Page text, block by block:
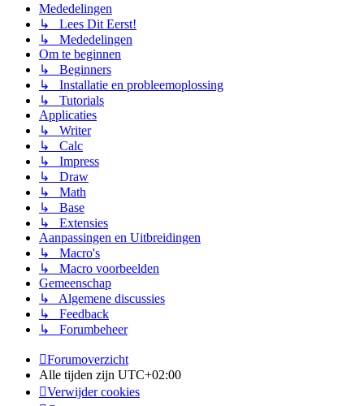
Mededelingen
↳ Lees Dit Eerst!
↳ Mededelingen
Om te beginnen
↳ Beginners
↳ Installatie en probleemoplossing
↳ Tutorials
Applicaties
↳ Writer
↳ Calc
↳ Impress
↳ Draw
↳ Math
↳ Base
↳ Extensies
Aanpassingen en Uitbreidingen
↳ Macro's
↳ Macro voorbeelden
Gemeenschap
↳ Algemene discussies
↳ Feedback
↳ Forumbeheer
Forumoverzicht
Alle tijden zijn UTC+02:00
Verwijder cookies